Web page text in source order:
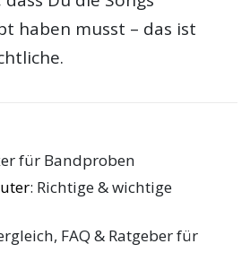
haben musst – das ist
für Bandproben
: Richtige & wichtige
FAQ & Ratgeber für